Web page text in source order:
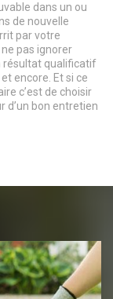
dans un ou
de nouvelle
par votre
pas ignorer
résultat qualificatif
encore. Et si ce
c’est de choisir
d’un bon entretien